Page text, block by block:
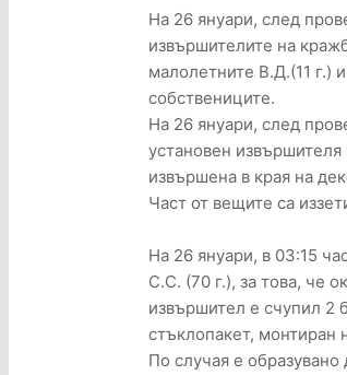
На 26 януари, след
извършителите на
малолетните В.Д.(11 г.)
собствениците.
На 26 януари, след
установен
извършена в края на
Част от вещите са
На 26 януари, в 03:15
С.С. (70 г.), за това, че
извършител е счупил 2
стъклопакет, монтиран
По случая е